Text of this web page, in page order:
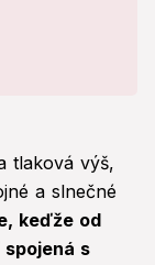
tlaková výš,
a slnečné
keďže od
s